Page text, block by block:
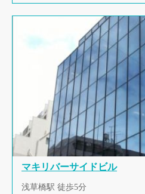
マキリバーサイドビル
浅草橋駅 徒歩5分